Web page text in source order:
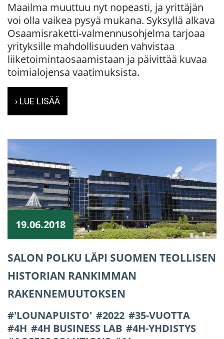
Maailma muuttuu nyt nopeasti, ja yrittäjän
voi olla vaikea pysyä mukana. Syksyllä alkava
Osaamisraketti-valmennusohjelma tarjoaa
yrityksille mahdollisuuden vahvistaa
liiketoimintaosaamistaan ja päivittää kuvaa
toimialojensa vaatimuksista.
› LUE LISÄÄ
19.06.2018
SALON POLKU LÄPI SUOMEN TEOLLISEN
HISTORIAN RANKIMMAN
RAKENNEMUUTOKSEN
'LOUNAPUISTO' 2022
35-VUOTTA
4H
4H BUSINESS LAB
4H-YHDISTYS